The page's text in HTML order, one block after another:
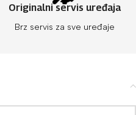
Originalni servis uređaja
Brz servis za sve uređaje